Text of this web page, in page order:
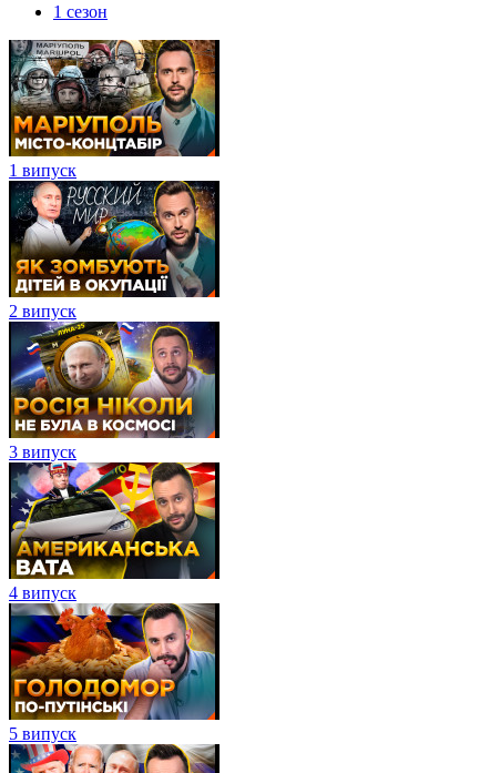
1 сезон
1 випуск
2 випуск
3 випуск
4 випуск
5 випуск